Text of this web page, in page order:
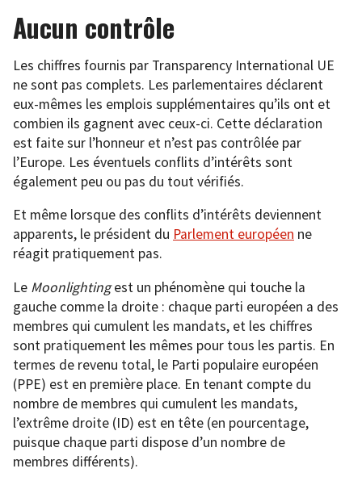
Aucun contrôle
Les chiffres fournis par Transparency International UE
ne sont pas complets. Les parlementaires déclarent
eux-mêmes les emplois supplémentaires qu’ils ont et
combien ils gagnent avec ceux-ci. Cette déclaration
est faite sur l’honneur et n’est pas contrôlée par
l’Europe. Les éventuels conflits d’intérêts sont
également peu ou pas du tout vérifiés.
Et même lorsque des conflits d’intérêts deviennent
apparents, le président du Parlement européen ne
réagit pratiquement pas.
Le Moonlightingest un phénomène qui touche la
gauche comme la droite : chaque parti européen a des
membres qui cumulent les mandats, et les chiffres
sont pratiquement les mêmes pour tous les partis. En
termes de revenu total, le Parti populaire européen
(PPE) est en première place. En tenant compte du
nombre de membres qui cumulent les mandats,
l’extrême droite (ID) est en tête (en pourcentage,
puisque chaque parti dispose d’un nombre de
membres différents).